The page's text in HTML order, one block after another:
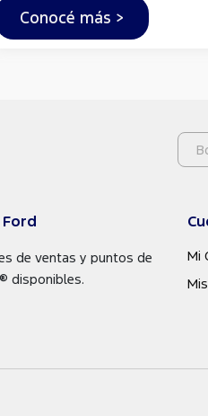
Conocé más >
de ventas y puntos de
disponibles.
Mi